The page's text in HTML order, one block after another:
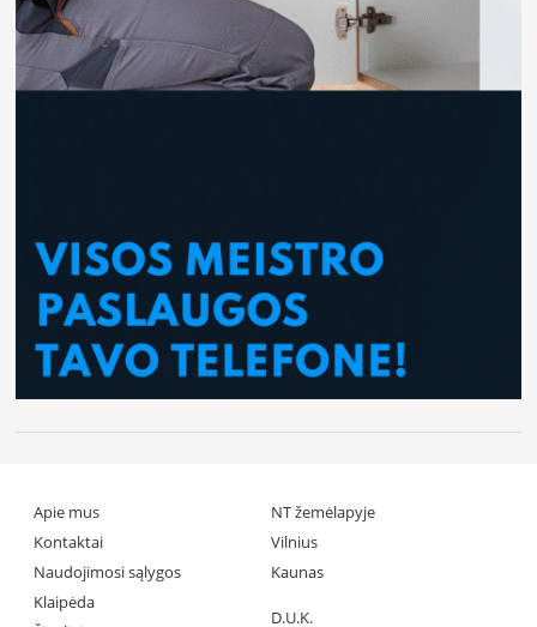
Apie mus
Kontaktai
Naudojimosi sąlygos
NT žemėlapyje
Vilnius
Kaunas
Klaipėda
D.U.K.